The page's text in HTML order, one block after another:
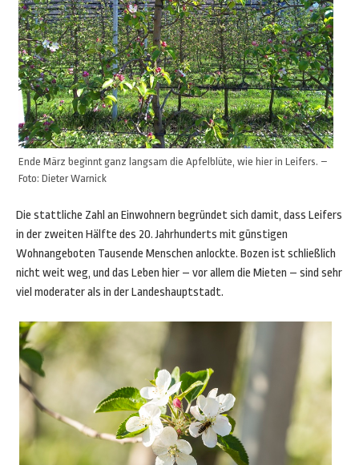
Ende März beginnt ganz langsam die Apfelblüte, wie hier in Leifers. –
Foto: Dieter Warnick
Die stattliche Zahl an Einwohnern begründet sich damit, dass Leifers
in der zweiten Hälfte des 20. Jahrhunderts mit günstigen
Wohnangeboten Tausende Menschen anlockte. Bozen ist schließlich
nicht weit weg, und das Leben hier – vor allem die Mieten – sind sehr
viel moderater als in der Landeshauptstadt.